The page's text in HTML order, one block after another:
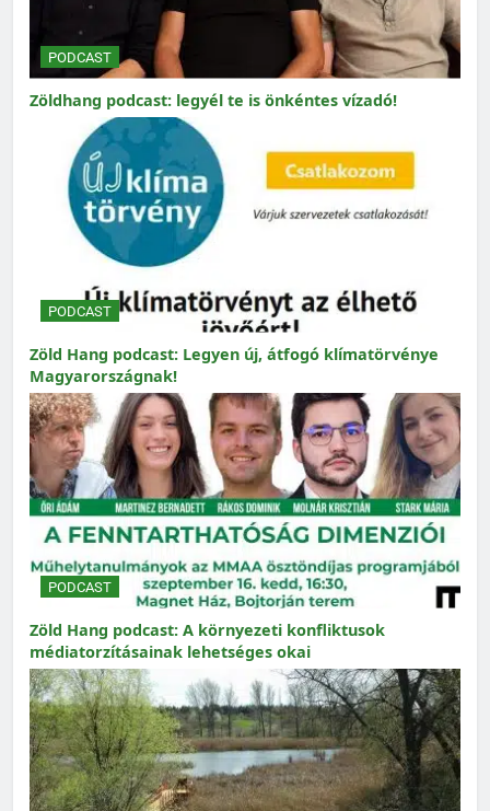
PODCAST
Zöldhang podcast: legyél te is önkéntes vízadó!
PODCAST
Zöld Hang podcast: Legyen új, átfogó klímatörvénye
Magyarországnak!
PODCAST
Zöld Hang podcast: A környezeti konfliktusok
médiatorzításainak lehetséges okai